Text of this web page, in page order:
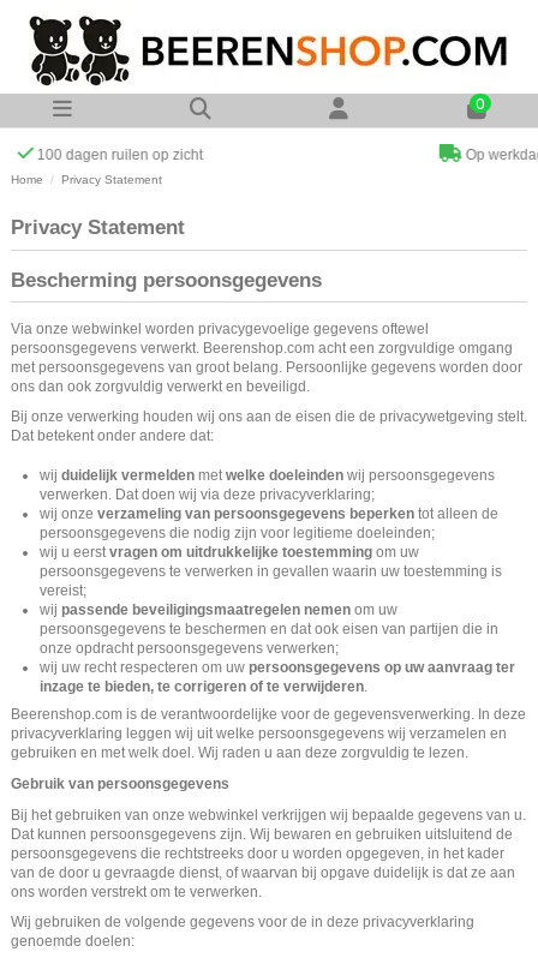
0
Op werkdagen voor 23:00 uur besteld zelfde dag verzonden
Home Privacy Statement
Privacy Statement
Bescherming persoonsgegevens
Via onze webwinkel worden privacygevoelige gegevens oftewel
persoonsgegevens verwerkt. Beerenshop.com acht een zorgvuldige omgang
met persoonsgegevens van groot belang. Persoonlijke gegevens worden door
ons dan ook zorgvuldig verwerkt en beveiligd.
Bij onze verwerking houden wij ons aan de eisen die de privacywetgeving stelt.
Dat betekent onder andere dat:
wij duidelijk vermelden metwelke doeleinden wij persoonsgegevens
verwerken. Dat doen wij via deze privacyverklaring;
wij onze verzameling van persoonsgegevens beperken tot alleen de
persoonsgegevens die nodig zijn voor legitieme doeleinden;
wij u eerstvragen om uitdrukkelijke toestemming om uw
persoonsgegevens te verwerken in gevallen waarin uw toestemming is
vereist;
wij passende beveiligingsmaatregelen nemen om uw
persoonsgegevens te beschermen en dat ook eisen van partijen die in
onze opdracht persoonsgegevens verwerken;
wij uw recht respecteren om uw persoonsgegevens op uw aanvraag ter
inzage te bieden, te corrigeren of te verwijderen.
Beerenshop.com is de verantwoordelijke voor de gegevensverwerking. In deze
privacyverklaring leggen wij uit welke persoonsgegevens wij verzamelen en
gebruiken en met welk doel. Wij raden u aan deze zorgvuldig te lezen.
Gebruik van persoonsgegevens
Bij het gebruiken van onze webwinkel verkrijgen wij bepaalde gegevens van u.
Dat kunnen persoonsgegevens zijn. Wij bewaren en gebruiken uitsluitend de
persoonsgegevens die rechtstreeks door u worden opgegeven, in het kader
van de door u gevraagde dienst, of waarvan bij opgave duidelijk is dat ze aan
ons worden verstrekt om te verwerken.
Wij gebruiken de volgende gegevens voor de in deze privacyverklaring
genoemde doelen: